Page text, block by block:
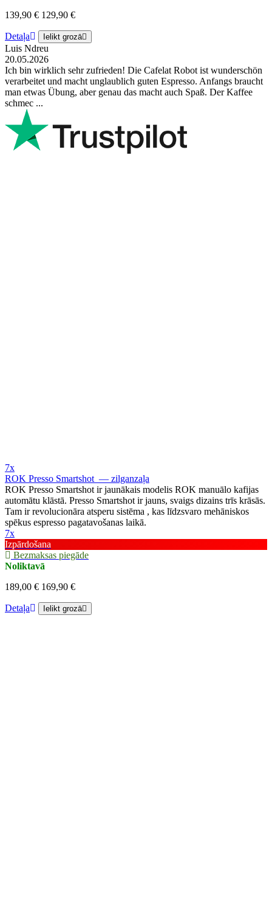
139,90 € 129,90 €
Detaļa Ielikt grozā
Luis Ndreu
20.05.2026
Ich bin wirklich sehr zufrieden! Die Cafelat Robot ist wunderschön
verarbeitet und macht unglaublich guten Espresso. Anfangs braucht
man etwas Übung, aber genau das macht auch Spaß. Der Kaffee
schmec ...
7x
ROK Presso Smartshot — zilganzaļa
ROK Presso Smartshot ir jaunākais modelis ROK manuālo kafijas
automātu klāstā. Presso Smartshot ir jauns, svaigs dizains trīs krāsās.
Tam ir revolucionāra atsperu sistēma , kas līdzsvaro mehāniskos
spēkus espresso pagatavošanas laikā.
7x
Izpārdošana
Bezmaksas piegāde
Noliktavā
189,00 € 169,90 €
Detaļa Ielikt grozā